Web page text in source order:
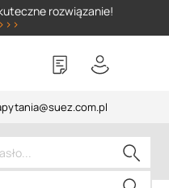
rozwiązanie!